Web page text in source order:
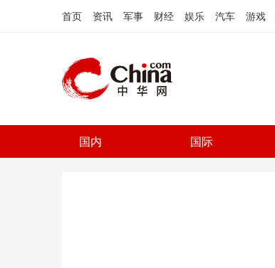
首页 资讯 军事 财经 娱乐 汽车 游戏
国内 国际